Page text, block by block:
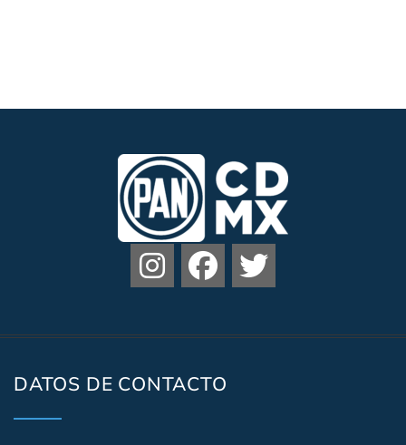
DATOS DE CONTACTO